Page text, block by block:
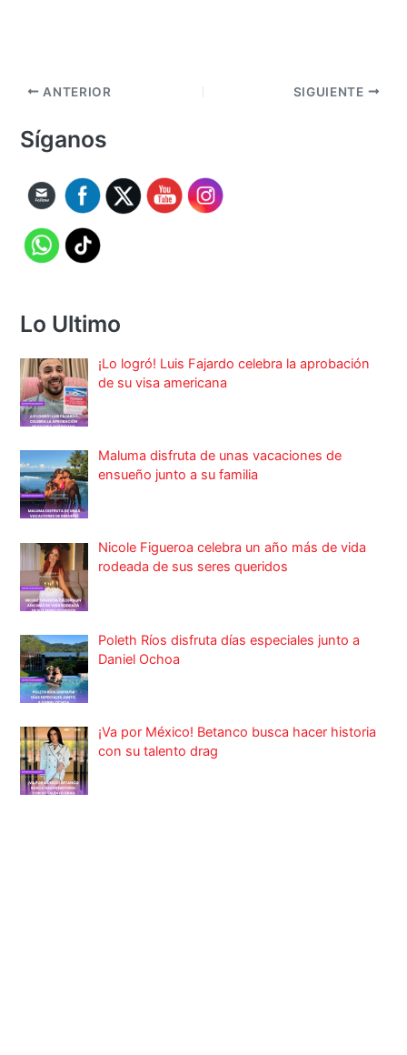
ANTERIOR SIGUIENTE
Síganos
Lo Ultimo
¡Lo logró! Luis Fajardo celebra la aprobación
de su visa americana
Maluma disfruta de unas vacaciones de
ensueño junto a su familia
Nicole Figueroa celebra un año más de vida
rodeada de sus seres queridos
Poleth Ríos disfruta días especiales junto a
Daniel Ochoa
¡Va por México! Betanco busca hacer historia
con su talento drag